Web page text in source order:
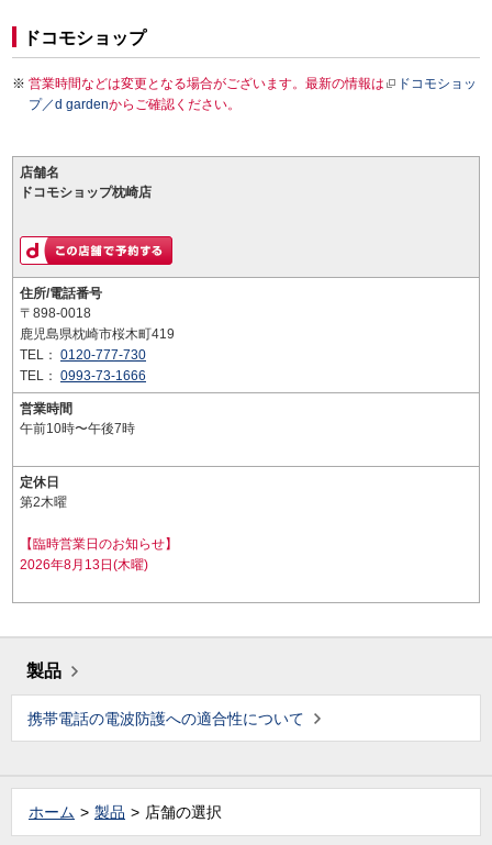
ドコモショップ
営業時間などは変更となる場合がございます。最新の情報は
ドコモショッ
プ／d gardenからご確認ください。
店舗名
ドコモショップ枕崎店
住所/電話番号
〒898-0018
鹿児島県枕崎市桜木町419
TEL： 0120-777-730
TEL： 0993-73-1666
営業時間
午前10時〜午後7時
定休日
第2木曜
【臨時営業日のお知らせ】
2026年8月13日(木曜)
製品
携帯電話の電波防護への適合性について
ホーム 製品 店舗の選択